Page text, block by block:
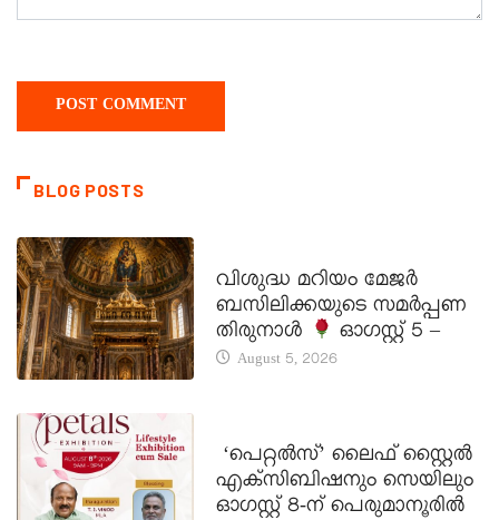
BLOG POSTS
വിശുദ്ധ മറിയം മേജർ
ബസിലിക്കയുടെ സമർപ്പണ
തിരുനാൾ
ഓഗസ്റ്റ് 5 –
August 5, 2026
‘പെറ്റൽസ്’ ലൈഫ് സ്റ്റൈൽ
എക്സിബിഷനും സെയിലും
ഓഗസ്റ്റ് 8-ന് പെരുമാനൂരിൽ